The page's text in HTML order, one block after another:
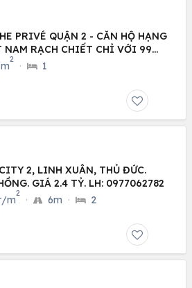
PRIVÉ QUẬN 2 - CĂN HỘ HẠNG
NAM RẠCH CHIẾT CHỈ VỚI 99
2
· 1
2, LINH XUÂN, THỦ ĐỨC.
GIÁ 2.4 TỶ. LH: 0977062782
m
2
· 6m · 2